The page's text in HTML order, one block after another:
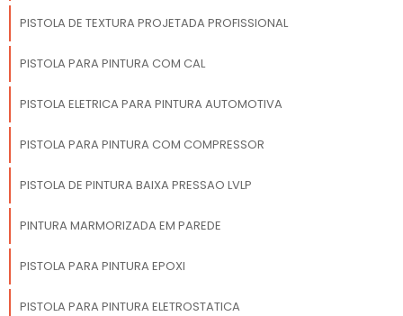
PISTOLA DE TEXTURA PROJETADA PROFISSIONAL
PISTOLA PARA PINTURA COM CAL
PISTOLA ELETRICA PARA PINTURA AUTOMOTIVA
PISTOLA PARA PINTURA COM COMPRESSOR
PISTOLA DE PINTURA BAIXA PRESSAO LVLP
PINTURA MARMORIZADA EM PAREDE
PISTOLA PARA PINTURA EPOXI
PISTOLA PARA PINTURA ELETROSTATICA